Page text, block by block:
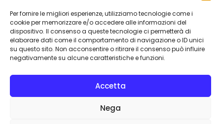
Per fornire le migliori esperienze, utilizziamo tecnologie come i
cookie per memorizzare e/o accedere alle informazioni del
dispositivo. Il consenso a queste tecnologie ci permetterà di
elaborare dati come il comportamento di navigazione o ID unici
su questo sito. Non acconsentire o ritirare il consenso può influire
negativamente su alcune caratteristiche e funzioni.
Accetta
Nega
azzurrissimo.it
Il blog di riferimento per i tifosi del Napoli. News, interviste,
pagelle e calciomercato. Testata giornalistica registrata
al Tribunale di Napoli (n. 48 dell’08/10/2012). Direttore Luca
Perillo
INFO
Contattaci